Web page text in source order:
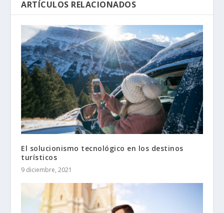
ARTÍCULOS RELACIONADOS
El solucionismo tecnológico en los destinos
turísticos
9 diciembre, 2021